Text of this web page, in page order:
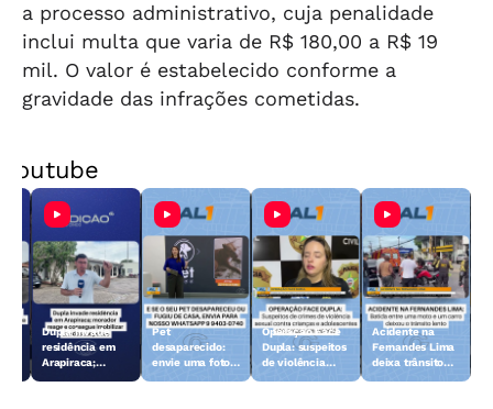
a processo administrativo, cuja penalidade
inclui multa que varia de R$ 180,00 a R$ 19
mil. O valor é estabelecido conforme a
gravidade das infrações cometidas.
Dupla invade
residência em
Arapiraca;
Pet
desaparecido:
envie uma foto
Operação Face
Dupla: suspeitos
de violência
Acidente na
Fernandes Lima
deixa trânsito